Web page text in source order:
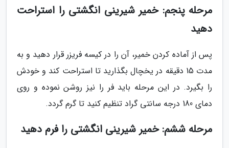
مرحله پنجم: خمیر شیرینی انگشتی را استراحت
دهید
پس از آماده کردن خمیر، آن را در کیسه فریزر قرار دهید و به
مدت 15 دقیقه در یخچال بگذارید تا استراحت کند و خودش
را بگیرد. در این مرحله باید فر را نیز روشن نموده و روی
دمای 180 درجه سانتی گراد تنظیم کنید تا گرم گردد.
مرحله ششم: خمیر شیرینی انگشتی را فرم دهید